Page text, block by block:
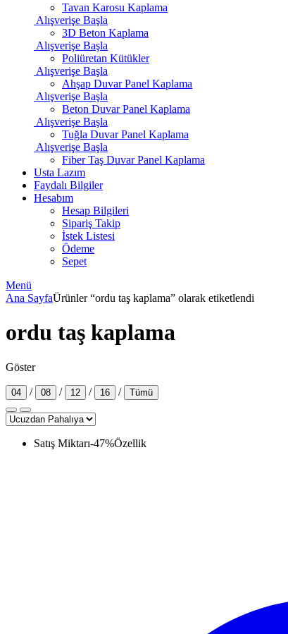
Tavan Karosu Kaplama
Alışverişe Başla
3D Beton Kaplama
Alışverişe Başla
Poliüretan Kütükler
Alışverişe Başla
Ahşap Duvar Panel Kaplama
Alışverişe Başla
Beton Duvar Panel Kaplama
Alışverişe Başla
Tuğla Duvar Panel Kaplama
Alışverişe Başla
Fiber Taş Duvar Panel Kaplama
Usta Lazım
Faydalı Bilgiler
Hesabım
Hesap Bilgileri
Sipariş Takip
İstek Listesi
Ödeme
Sepet
Menü
Ana SayfaÜrünler “ordu taş kaplama” olarak etiketlendi
ordu taş kaplama
Göster
04 / 08 / 12 / 16 / Tümü
Satış Miktarı-47%Özellik